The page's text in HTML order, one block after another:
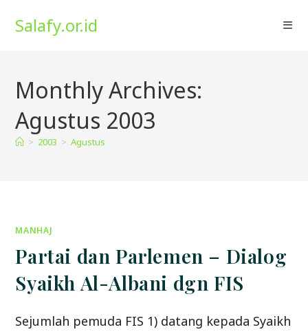
Salafy.or.id
Monthly Archives:
Agustus 2003
> 2003 > Agustus
MANHAJ
Partai dan Parlemen – Dialog
Syaikh Al-Albani dgn FIS
Sejumlah pemuda FIS 1) datang kepada Syaikh